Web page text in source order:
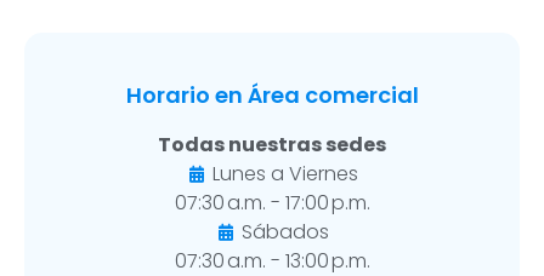
Horario en Área comercial
Todas nuestras sedes
Lunes a Viernes
07:30 a.m. - 17:00 p.m.
Sábados
07:30 a.m. - 13:00 p.m.